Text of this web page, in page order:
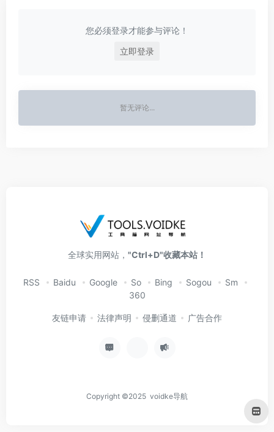
您必须登录才能参与评论！
立即登录
暂无评论...
全球实用网站， "Ctrl+D"收藏本站！
RSS Baidu Google So Bing Sogou
Sm
360
友链申请 法律声明 侵删通道 广告合作
Copyright ©2025 voidke导航